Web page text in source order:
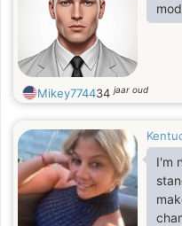
Mikey774434jaar oud
I'm